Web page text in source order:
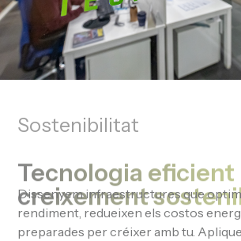
Sostenibilitat
creixement
Dissenyem infraestructures que
rendiment, redueixen els costos
preparades per créixer amb tu.